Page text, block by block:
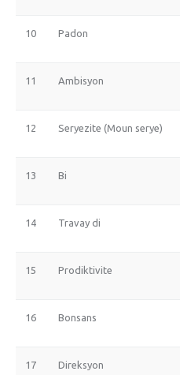
10 Padon
11 Ambisyon
12 Seryezite (Moun serye)
13 Bi
14 Travay di
15 Prodiktivite
16 Bonsans
17 Direksyon